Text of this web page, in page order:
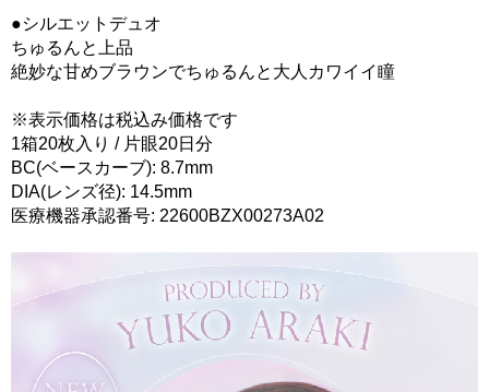
●シルエットデュオ
ちゅるんと上品
絶妙な甘めブラウンでちゅるんと大人カワイイ瞳
※表示価格は税込み価格です
1箱20枚入り / 片眼20日分
BC(ベースカーブ): 8.7mm
DIA(レンズ径): 14.5mm
医療機器承認番号: 22600BZX00273A02